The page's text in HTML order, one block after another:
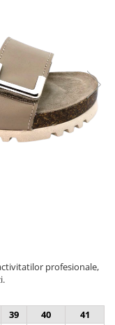
profesionale,
39 40
41